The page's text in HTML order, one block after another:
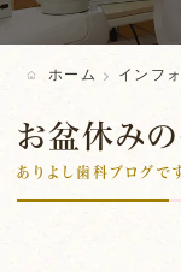
ホーム インフ
お盆休み
ありよし歯科ブログです